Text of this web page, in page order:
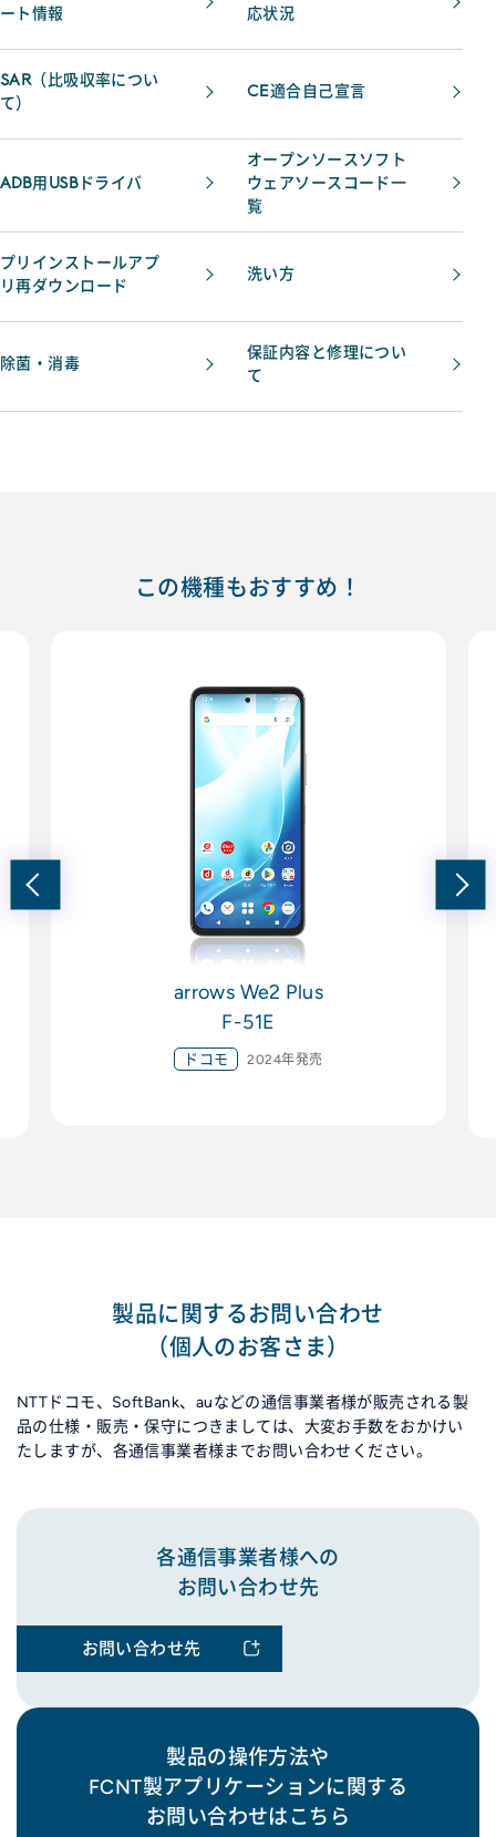
ート情報 応状況
SAR（比吸収率につい
て）
CE適合自己宣言
ADB用USBドライバ
オープンソースソフト
ウェアソースコード一
覧
プリインストールアプ
リ再ダウンロード
洗い方
除菌・消毒
保証内容と修理につい
て
この機種もおすすめ！
arrows We2 Plus
F-51E
ドコモ 2024年発売
製品に関するお問い合わせ
（個人のお客さま）
NTTドコモ、SoftBank、auなどの通信事業者様が販売される製
品の仕様・販売・保守につきましては、大変お手数をおかけい
たしますが、各通信事業者様までお問い合わせください。
各通信事業者様への
お問い合わせ先
お問い合わせ先
製品の操作方法や
FCNT製アプリケーションに関する
お問い合わせはこちら